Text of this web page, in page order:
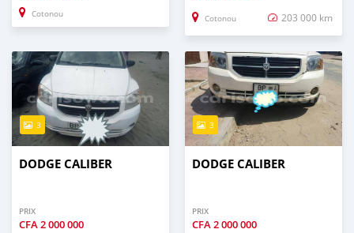
Cotonou Cotonou 203 000 km
3
DODGE CALIBER
PRIX
CFA2 000 000
3
DODGE CALIBER
PRIX
CFA2 000 000